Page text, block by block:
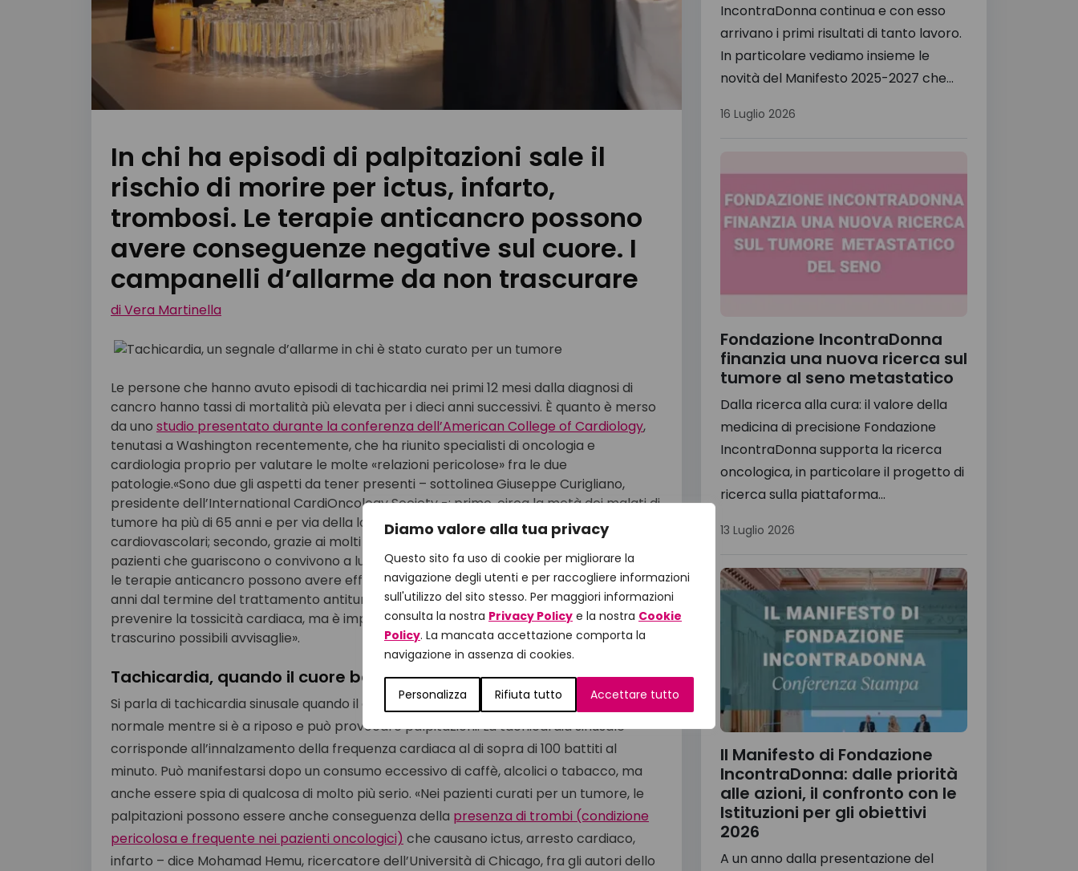
Diamo valore alla tua privacy
Questo sito fa uso di cookie per migliorare la
navigazione degli utenti e per raccogliere informazioni
sull'utilizzo del sito stesso. Per maggiori informazioni
consulta la nostra Privacy Policy e la nostra Cookie
Policy. La mancata accettazione comporta la
navigazione in assenza di cookies.
Personalizza Rifiuta tutto Accettare tutto
In chi ha episodi di palpitazioni sale il
rischio di morire per ictus, infarto,
trombosi. Le terapie anticancro possono
avere conseguenze negative sul cuore. I
campanelli d’allarme da non trascurare
diVera Martinella
Le persone che hanno avuto episodi di tachicardia nei primi 12 mesi dalla diagnosi di
cancro hanno tassi di mortalità più elevata per i dieci anni successivi. È quanto è merso
da uno studio presentato durante la conferenza dell’American College of Cardiology,
tenutasi a Washington recentemente, che ha riunito specialisti di oncologia e
cardiologia proprio per valutare le molte «relazioni pericolose» fra le due
patologie.«Sono due gli aspetti da tener presenti – sottolinea Giuseppe Curigliano,
presidente dell’International CardiOncology Society -: primo, circa la metà dei malati di
tumore ha più di 65 anni e per via della loro età possono avere problemi
cardiovascolari; secondo, grazie ai molti progressi fatti e al numero crescente di
pazienti che guariscono o convivono a lungo con il cancro, oggi abbiamo imparato che
le terapie anticancro possono avere effetti collaterali sul cuore anche a distanza di
anni dal termine del trattamento antitumorale. Prendiamo maggiori precauzioni per
prevenire la tossicità cardiaca, ma è importante che anche i diretti interessati non
trascurino possibili avvisaglie».
Tachicardia, quando il cuore batte oltre 100 battiti al minuto
Si parla di tachicardia sinusale quando il cuore batte molto più velocemente del
normale mentre si è a riposo e può provocare palpitazioni. La tachicardia sinusale
corrisponde all’innalzamento della frequenza cardiaca al di sopra di 100 battiti al
minuto. Può manifestarsi dopo un consumo eccessivo di caffè, alcolici o tabacco, ma
anche essere spia di qualcosa di molto più serio. «Nei pazienti curati per un tumore, le
palpitazioni possono essere anche conseguenza della presenza di trombi (condizione
pericolosa e frequente nei pazienti oncologici) che causano ictus, arresto cardiaco,
infarto – dice Mohamad Hemu, ricercatore dell’Università di Chicago, fra gli autori dello
IncontraDonna continua e con esso
arrivano i primi risultati di tanto lavoro.
In particolare vediamo insieme le
novità del Manifesto 2025-2027 che...
16 Luglio 2026
Fondazione IncontraDonna
finanzia una nuova ricerca sul
tumore al seno metastatico
Dalla ricerca alla cura: il valore della
medicina di precisione Fondazione
IncontraDonna supporta la ricerca
oncologica, in particolare il progetto di
ricerca sulla piattaforma...
13 Luglio 2026
Il Manifesto di Fondazione
IncontraDonna: dalle priorità
alle azioni, il confronto con le
Istituzioni per gli obiettivi
2026
A un anno dalla presentazione del